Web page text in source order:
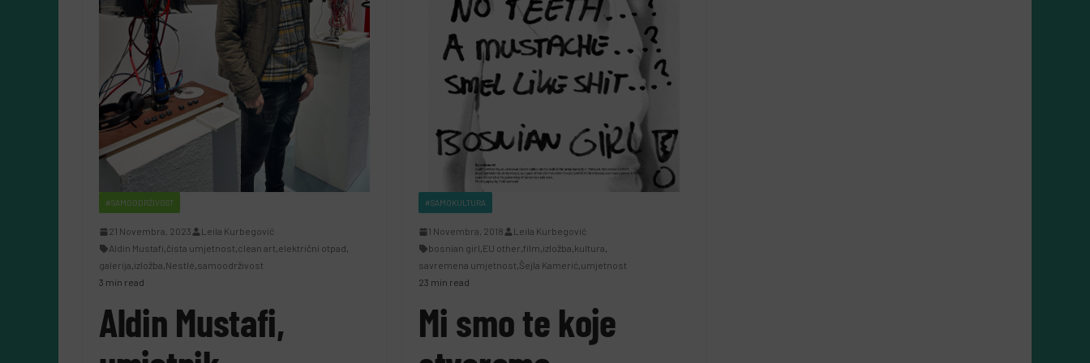
#SAMOODRŽIVOST
21 Novembra, 2023
Leila Kurbegović
Aldin Mustafi,čista umjetnost,clean art,električni otpad,
galerija,izložba,Nestlé,samoodrživost
3 min read
Aldin Mustafi,
#SAMOKULTURA
1 Novembra, 2018
Leila Kurbegović
bosnian girl,EU other,film,izložba,kultura,
savremena umjetnost,Šejla Kamerić,umjetnost
23 min read
Mi smo te koje